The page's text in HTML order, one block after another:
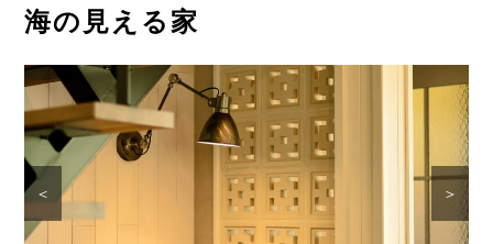
海の見える家
＜ ＞